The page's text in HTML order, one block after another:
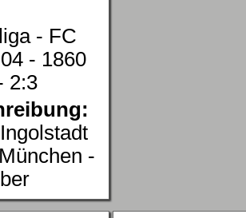
- FC
- 1860
2:3
-